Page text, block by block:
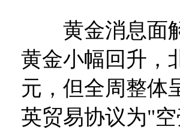
黄金消息面解
黄金小幅回升，
元，但全周整体
英贸易协议为"